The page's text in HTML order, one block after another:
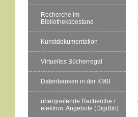
Recherche im
Bibliotheksbestand
Kunstdokumentation
Virtuelles Bücherregal
Datenbanken in der KMB
übergreifende Recherche /
elektron. Angebote (DigiBib)